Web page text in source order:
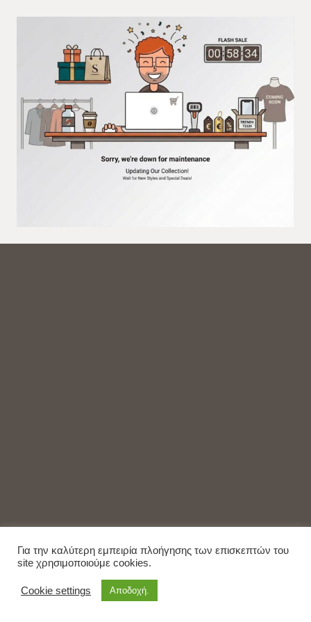
Για την καλύτερη εμπειρία πλοήγησης των επισκεπτών του
site χρησιμοποιούμε cookies.
Cookie settings Αποδοχή.